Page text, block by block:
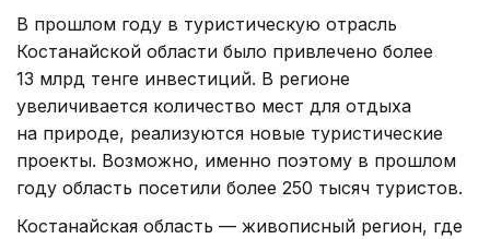
В прошлом году в туристическую отрасль
Костанайской области было привлечено более
13 млрд тенге инвестиций. В регионе
увеличивается количество мест для отдыха
на природе, реализуются новые туристические
проекты. Возможно, именно поэтому в прошлом
году область посетили более 250 тысяч туристов.
Костанайская область — живописный регион, где